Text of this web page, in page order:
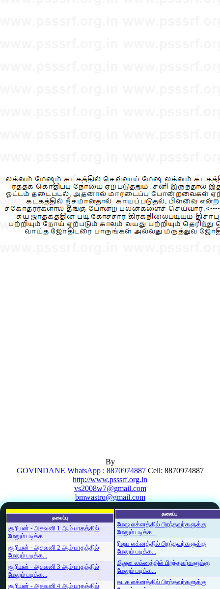
By
GOVINDANE WhatsApp : 8870974887 Cell: 8870974887
http://www.psssrf.org.in
vs2008w7@gmail.com
bmwastro@gmail.com
தலைப்பு
சூரியன் - அசுவனி 1 ஆம் பாதத்தில்
மேலும் படிக்க...
சூரியன் - அசுவனி 2 ஆம் பாதத்தில்
மேலும் படிக்க...
சூரியன் - அசுவனி 3 ஆம் பாதத்தில்
மேலும் படிக்க...
சூரியன் - அசுவனி 4 ஆம் பாதத்தில்
தலைப்பு
மேஷ லக்னத்தில் பிறந்தவர்களுக்கு
மேலும் படிக்க...
ரிஷப லக்னத்தில் பிறந்தவர்களுக்கு
மேலும் படிக்க...
மிதுன லக்னத்தில் பிறந்தவர்களுக்கு
மேலும் படிக்க...
கடக லக்னத்தில் பிறந்தவர்களுக்கு